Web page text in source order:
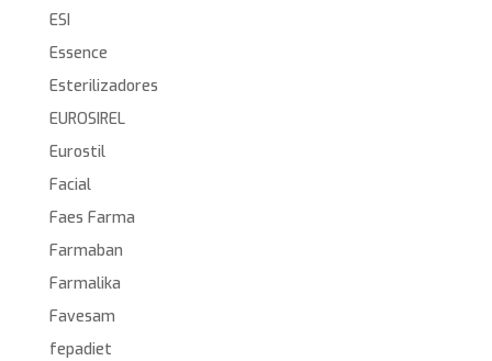
ESI
Essence
Esterilizadores
EUROSIREL
Eurostil
Facial
Faes Farma
Farmaban
Farmalika
Favesam
fepadiet